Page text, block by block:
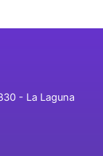
- La Laguna